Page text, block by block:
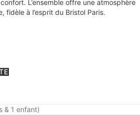
L’ensemble offre une atmosphère
fidèle à l’esprit du Bristol Paris.
& 1 enfant)